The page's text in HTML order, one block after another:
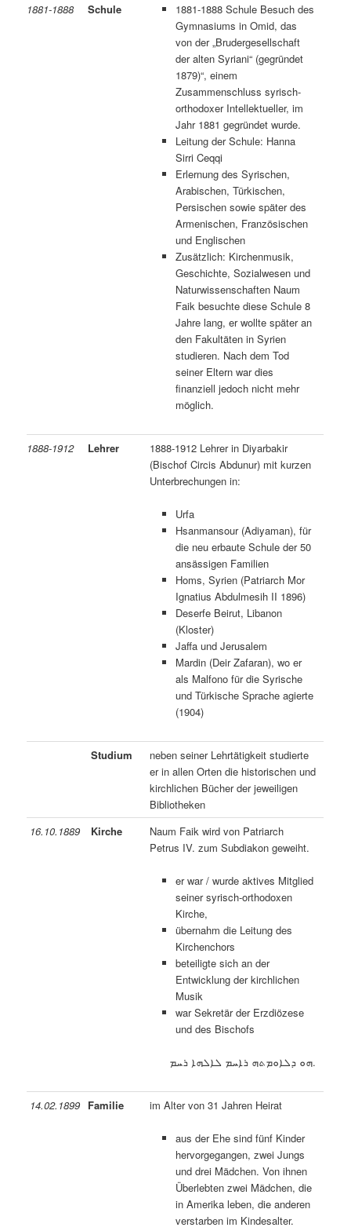
1881-1888 Schule
1881-1888 Schule Besuch des
Gymnasiums in Omid, das
von der „Brudergesellschaft
der alten Syriani“ (gegründet
1879)“, einem
Zusammenschluss syrisch-
orthodoxer Intellektueller, im
Jahr 1881 gegründet wurde.
Leitung der Schule: Hanna
Sirri Ceqqi
Erlernung des Syrischen,
Arabischen, Türkischen,
Persischen sowie später des
Armenischen, Französischen
und Englischen
Zusätzlich: Kirchenmusik,
Geschichte, Sozialwesen und
Naturwissenschaften Naum
Faik besuchte diese Schule 8
Jahre lang, er wollte später an
den Fakultäten in Syrien
studieren. Nach dem Tod
seiner Eltern war dies
finanziell jedoch nicht mehr
möglich.
1888-1912 Lehrer
1888-1912 Lehrer in Diyarbakir
(Bischof Circis Abdunur) mit kurzen
Unterbrechungen in:
Urfa
Hsanmansour (Adiyaman), für
die neu erbaute Schule der 50
ansässigen Familien
Homs, Syrien (Patriarch Mor
Ignatius Abdulmesih II 1896)
Deserfe Beirut, Libanon
(Kloster)
Jaffa und Jerusalem
Mardin (Deir Zafaran), wo er
als Malfono für die Syrische
und Türkische Sprache agierte
(1904)
Studium
neben seiner Lehrtätigkeit studierte
er in allen Orten die historischen und
kirchlichen Bücher der jeweiligen
Bibliotheken
16.10.1889
Kirche
Naum Faik wird von Patriarch
Petrus IV. zum Subdiakon geweiht.
er war / wurde aktives Mitglied
seiner syrisch-orthodoxen
Kirche,
übernahm die Leitung des
Kirchenchors
beteiligte sich an der
Entwicklung der kirchlichen
Musik
war Sekretär der Erzdiözese
und des Bischofs
ܗܘ ܕܠܐܘܡܬܗ ܪܐܚܡ ܠܐܠܗܐ ܪܚܡ.
14.02.1899 Familie im Alter von 31 Jahren Heirat
aus der Ehe sind fünf Kinder
hervorgegangen, zwei Jungs
und drei Mädchen. Von ihnen
Überlebten zwei Mädchen, die
in Amerika leben, die anderen
verstarben im Kindesalter.